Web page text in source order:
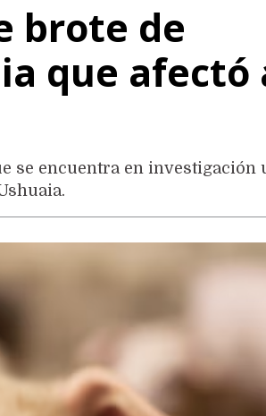
brote de
que afectó
se encuentra en investigación